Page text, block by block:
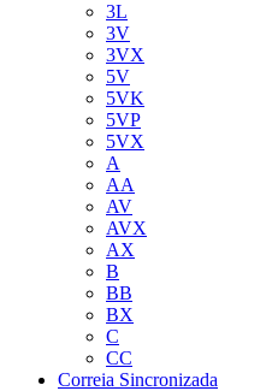
3L
3V
3VX
5V
5VK
5VP
5VX
A
AA
AV
AVX
AX
B
BB
BX
C
CC
Correia Sincronizada